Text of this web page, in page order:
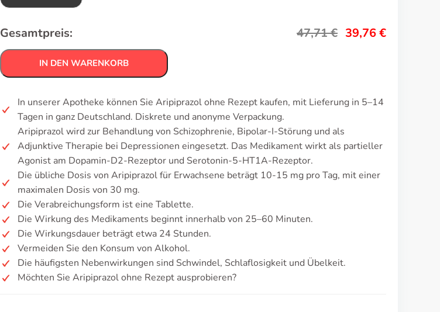
Gesamtpreis: 47,71€ 39,76€
IN DEN WARENKORB
In unserer Apotheke können Sie Aripiprazol ohne Rezept kaufen, mit Lieferung in 5–14
Tagen in ganz Deutschland. Diskrete und anonyme Verpackung.
Aripiprazol wird zur Behandlung von Schizophrenie, Bipolar-I-Störung und als
Adjunktive Therapie bei Depressionen eingesetzt. Das Medikament wirkt als partieller
Agonist am Dopamin-D2-Rezeptor und Serotonin-5-HT1A-Rezeptor.
Die übliche Dosis von Aripiprazol für Erwachsene beträgt 10-15 mg pro Tag, mit einer
maximalen Dosis von 30 mg.
Die Verabreichungsform ist eine Tablette.
Die Wirkung des Medikaments beginnt innerhalb von 25–60 Minuten.
Die Wirkungsdauer beträgt etwa 24 Stunden.
Vermeiden Sie den Konsum von Alkohol.
Die häufigsten Nebenwirkungen sind Schwindel, Schlaflosigkeit und Übelkeit.
Möchten Sie Aripiprazol ohne Rezept ausprobieren?